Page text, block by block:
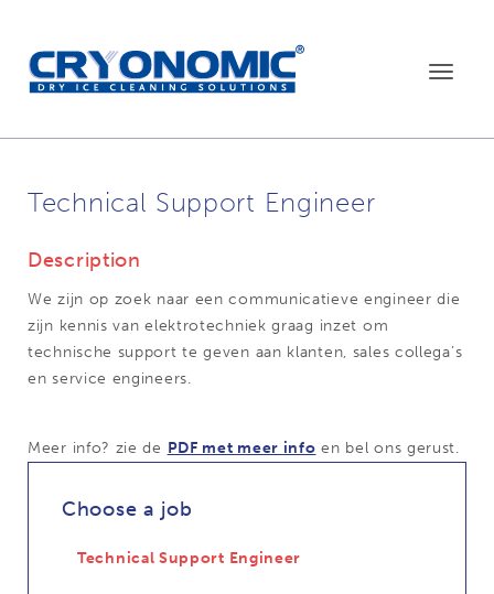
Toggle
Technical Support Engineer
Description
We zijn op zoek naar een communicatieve engineer die
zijn kennis van elektrotechniek graag inzet om
technische support te geven aan klanten, sales collega’s
en service engineers.
Meer info? zie de PDF met meer info en bel ons gerust.
Choose a job
Technical Support Engineer